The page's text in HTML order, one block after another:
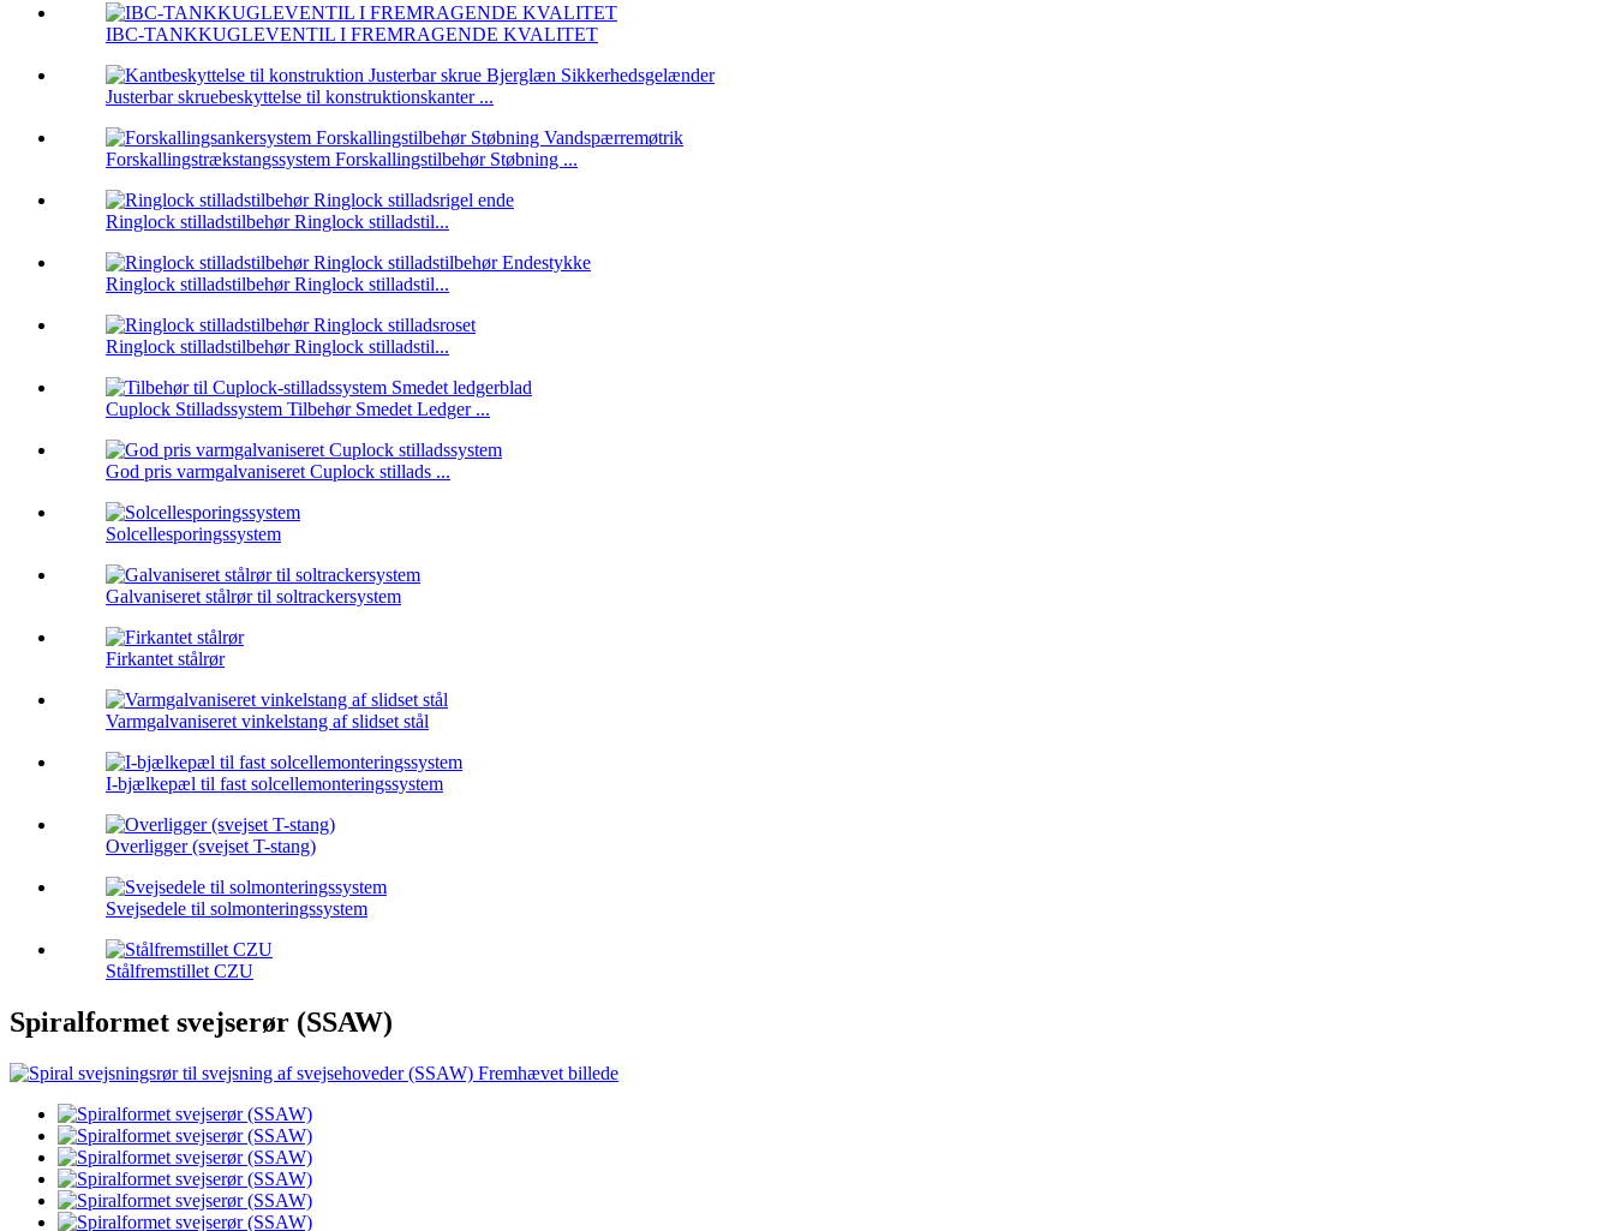
IBC-TANKKUGLEVENTIL I FREMRAGENDE KVALITET
Justerbar skruebeskyttelse til konstruktionskanter ...
Forskallingstrækstangssystem Forskallingstilbehør Støbning ...
Ringlock stilladstilbehør Ringlock stilladstil...
Ringlock stilladstilbehør Ringlock stilladstil...
Ringlock stilladstilbehør Ringlock stilladstil...
Cuplock Stilladssystem Tilbehør Smedet Ledger ...
God pris varmgalvaniseret Cuplock stillads ...
Solcellesporingssystem
Galvaniseret stålrør til soltrackersystem
Firkantet stålrør
Varmgalvaniseret vinkelstang af slidset stål
I-bjælkepæl til fast solcellemonteringssystem
Overligger (svejset T-stang)
Svejsedele til solmonteringssystem
Stålfremstillet CZU
Spiralformet svejserør (SSAW)